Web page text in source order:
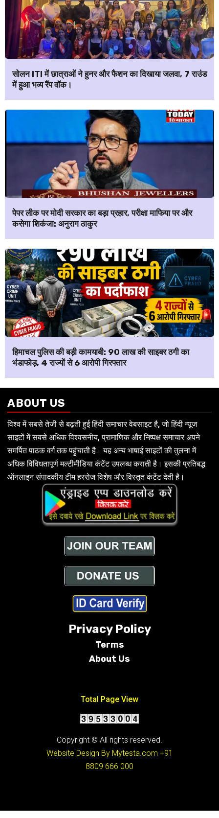
सोलन ITI में छात्राओं ने हुनर और फैशन का दिखाया जलवा, 7 राउंड
में हुआ भव्य रैंप वॉक।
पेपर लीक पर मोदी सरकार का बड़ा प्रहार, परीक्षा माफिया पर और
कसेगा शिकंजा: अनुराग ठाकुर
हिमाचल पुलिस की बड़ी कामयाबी: ₹90 लाख की साइबर ठगी का
भंडाफोड़, 4 राज्यों से 6 आरोपी गिरफ्तार
ABOUT US
विश्व में सबसे तेजी से बढ़ती हुई हिंदी समाचार वेबसाइट है, जो हिंदी न्यूज
साइटों में सबसे अधिक विश्वसनीय, प्रामाणिक और निष्पक्ष समाचार अपने
समर्पित पाठक वर्ग तक पहुंचाती है। यह अन्य भाषाई साइटों की तुलना में
अधिक विविधतापूर्ण मल्टीमीडिया कंटेंट उपलब्ध कराती है। इसकी प्रतिबद्ध
ऑनलाइन संपादकीय टीम हररोज विशेष और विस्तृत कंटेंट देती है।
Privacy Policy
Terms
About Us
Total Page View
Copyright © All rights reserved.
Website Design By Mytesta.com +91
8809 666 000